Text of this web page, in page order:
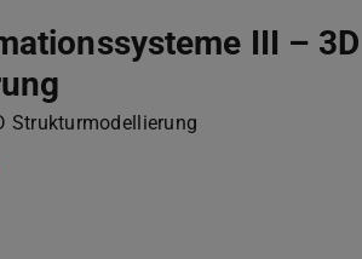
III – 3D
Strukturmodellierung